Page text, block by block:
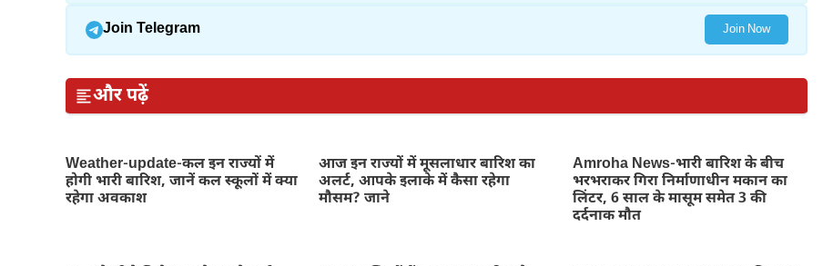
Join Telegram Join Now
और पढ़ें
Weather-update-कल इन राज्यों में
होगी भारी बारिश, जानें कल स्कूलों में क्या
रहेगा अवकाश
आज इन राज्यों में मूसलाधार बारिश का
अलर्ट, आपके इलाके में कैसा रहेगा
मौसम? जाने
Amroha News-भारी बारिश के बीच
भरभराकर गिरा निर्माणाधीन मकान का
लिंटर, 6 साल के मासूम समेत 3 की
दर्दनाक मौत